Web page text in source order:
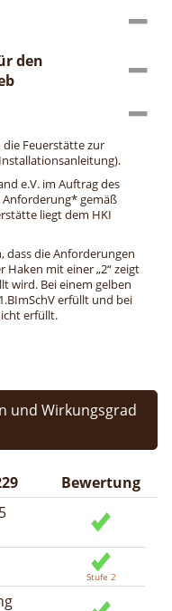
den
Feuerstätte zur
e.V. im Auftrag des
Anforderung* gemäß
liegt dem HKI
dass die Anforderungen
Haken mit einer „2“ zeigt
wird. Bei einem gelben
erfüllt und bei
erfüllt.
und Wirkungsgrad
Bewertung